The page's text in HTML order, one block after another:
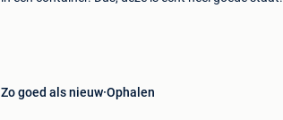
Zo goed als nieuw Ophalen